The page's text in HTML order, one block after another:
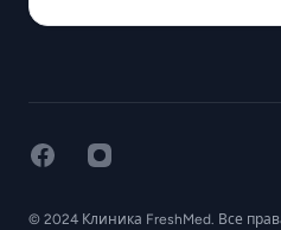
© 2024 Клиника FreshMed. Все